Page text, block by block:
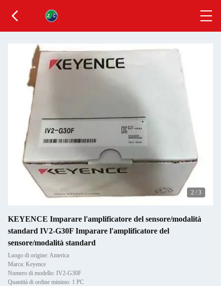
2 / 3
KEYENCE Imparare l'amplificatore del sensore/modalità
standard IV2-G30F Imparare l'amplificatore del
sensore/modalità standard
Luogo di origine: America
Marca: Keyence
Numero di modello: IV2-G30F
Quantità di ordine minimo: 1 PC